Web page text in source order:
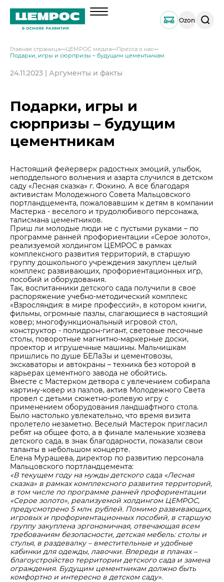
Ozon
Поиск
по
Главная страница ЦЕМРОС медиа
Пресса о нас
Подарки, игры и сюрпризы – будущим цементникам
24.11.2023 | Аргументы и факты
Подарки, игры и
сюрпризы – будущим
цементникам
Настоящий фейерверк радостных эмоций, улыбок,
неподдельного волнения и азарта случился в детском
саду «Лесная сказка» г. Фокино. А все благодаря
активистам Молодежного Совета Мальцовского
портландцемента, пожаловавшим к детям в компании
Мастерка - веселого и трудолюбивого персонажа,
талисмана цементников.
Приш ли молодые люди не с пустыми руками – по
программе ранней профориентации «Серое золото»,
реализуемой холдингом ЦЕМРОС в рамках
комплексного развития территорий, в старшую
группу дошкольного учреждения закуплен целый
комплекс развивающих, профориентационных игр,
пособий и оборудования.
Так, воспитанники детского сада получили в свое
распоряжение учебно-методический комплекс
«Взросляндия: в мире профессий», в котором книги,
фильмы, огромные пазлы, слагающиеся в настоящий
ковер; многофункциональный игровой стол,
конструктор - полидрон-гигант, световые песочные
столы, поворотные магнитно-маркерные доски,
проектор и игрушечные машины. Мальчишкам
пришлись по душе БЕЛаЗы и цементовозы,
экскаваторы и автокраны – техника без которой в
карьерах цементного завода не обойтись.
Вместе с Мастерком детвора с увлечением собирала
картину-ковер из пазлов, актив Молодежного Света
провел с детьми сюжетно-ролевую игру с
применением оборудования ландшафтного стола.
Было настолько увлекательно, что время визита
пролетело незаметно. Веселый Мастерок пригласил
ребят на общее фото, а в финале маленькие хозяева
детского сада, в знак благодарности, показали свои
таланты в небольшом концерте.
Елена Мурашева, директор по развитию персонала
Мальцовского портландцемента:
«В текущем году на нужды детского сада «Лесная
сказка» в рамках комплексного развития территорий,
в том числе по программе ранней профориентации
«Серое золото», реализуемой холдингом ЦЕМРОС,
предусмотрено 5 млн. рублей. Помимо развивающих,
игровых и профориентационных пособий, в старшую
группу закуплена эргономичная, отвечающая всем
требованиям безопасности, детская мебель: столы и
стулья, в раздевалку – вместительные и удобные
кабинки для одежды, лавочки. Впереди в планах –
благоустройство территории детского сада и замена
ограждения. Будущим цементникам должно быть
комфортно и интересно в детском саду».
Менеджмент
География активов
Наши компетенции и возможности
Решения по сегментам строительства
Тарированный цемент
Портландцемент ЦЕМРОС 500 ЭКСТРА
Портландцемент ЦЕМРОС 400 ПЛЮС
Иные строительные материалы
Проверка на контрафакт
Качество
Заказать цемент
Услуги
Техническая поддержка
Сервисная поддержка
Проектная поддержка
Мобильные лаборатории
Отгрузка и доставка
Автоперевозки
Железнодорожные отгрузки
Водный транспорт
Центры дистрибуции
Инвесторам
Выпуск 1
Устойчивое развитие
Наши люди
Социальные инвестиции
Охрана окружающей среды
Закупки
Закупки
Активные закупочные процедуры на ЭТП
Активные закупочные процедуры на
Архив закупочных процедур
Реализация ТМЦ и непрофильных активов
Политика в области закупок
В помощь поставщику
Карьера
ЦЕМРОС медиа
ЦЕМРОС в деле
Не только цемент
Люди ЦЕМРОСа
Технологии и тренды
Издание для клиентов
Аналитика цементной отрасли
Медиабанк
Пресса о нас
Контакты
Контакты
Контакты для СМИ
Служба доверия